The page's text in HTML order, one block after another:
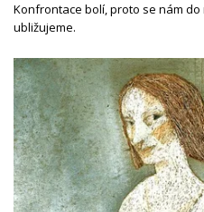
Konfrontace bolí, proto se nám
ubližujeme.